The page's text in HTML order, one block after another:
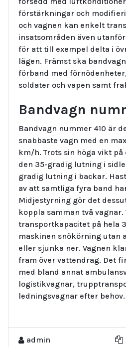
förstärkningar och
och vagnen kan enkelt
insatsområden även
för att till exempel delta i
lägen. Främst ska
förband med
soldater och vapen samt
Bandvagn
Bandvagn nummer 410 är
snabbaste vagn med en
km/h. Trots sin höga vikt
den 35-gradig lutning i
gradig lutning i backar.
av att samtliga fyra band
Midjestyrning gör det
koppla samman två vagnar.
transportkapacitet på hela
maskinen snökörning utan
eller sjunka ner. Vagnen
fram över vattendrag. Det
med bland annat
logistikvagnar,
ledningsvagnar efter behov.
admin